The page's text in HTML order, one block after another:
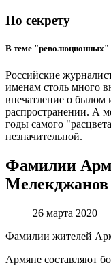
По секрету
В теме "революционных"
Российские
именам столь много
впечатление о былом
распространении. А
годы самого
незначительной.
Фамилии
Мелекджанов
26 марта 2020
Фамилии жителей
Армяне составляют